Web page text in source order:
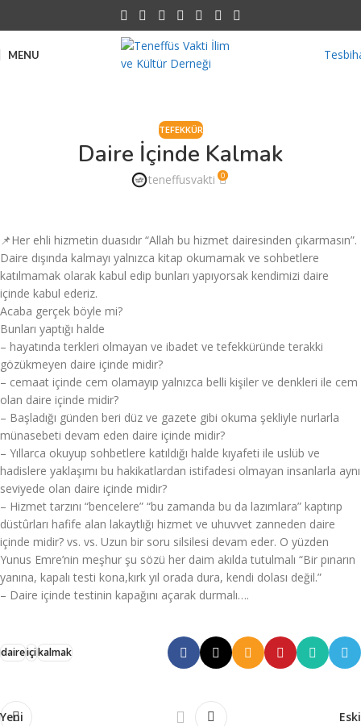
MENU
TEFEKKÜR
Daire İçinde Kalmak
teneffusvakti 0
📌Her ehli hizmetin duasıdır “Allah bu hizmet dairesinden çıkarmasın”.
Daire dışında kalmayı yalnızca kitap okumamak ve sohbetlere
katılmamak olarak kabul edip bunları yapıyorsak kendimizi daire
içinde kabul ederiz.
Acaba gerçek böyle mi?
Bunları yaptığı halde
– hayatında terkleri olmayan ve ibadet ve tefekküründe terakki
gözükmeyen daire içinde midir?
– cemaat içinde cem olamayıp yalnızca belli kişiler ve denkleri ile cem
olan daire içinde midir?
– Başladığı günden beri düz ve gazete gibi okuma şekliyle nurlarla
münasebeti devam eden daire içinde midir?
– Yıllarca okuyup sohbetlere katıldığı halde kıyafeti ile uslüb ve
hadislere yaklaşımı bu hakikatlardan istifadesi olmayan insanlarla aynı
seviyede olan daire içinde midir?
– Hizmet tarzını “bencelere” “bu zamanda bu da lazımlara” kaptırıp
düstûrları hafife alan lakaytlığı hizmet ve uhuvvet zanneden daire
içinde midir? vs. vs. Uzun bir soru silsilesi devam eder. O yüzden
Yunus Emre’nin meşhur şu sözü her daim akılda tutulmalı “Bir pınarın
yanına, kapalı testi kona,kırk yıl orada dura, kendi dolası değil.”
– Daire içinde testinin kapağını açarak durmalı….
daireiçikalmak
Yeni Eski